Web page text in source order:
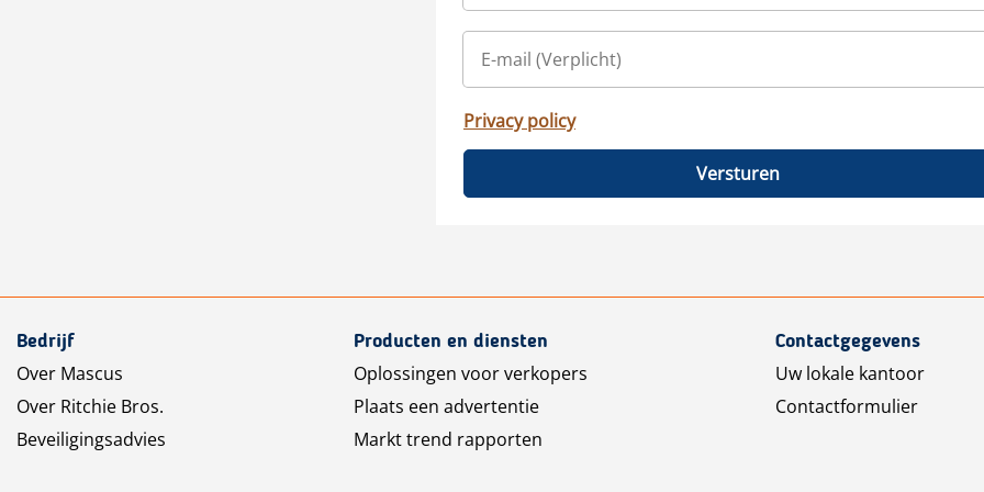
Privacy policy
Versturen
Bedrijf
Over Mascus
Over Ritchie Bros.
Beveiligingsadvies
Producten en diensten
Oplossingen voor verkopers
Plaats een advertentie
Markt trend rapporten
Contactgegevens
Uw lokale kantoor
Contactformulier